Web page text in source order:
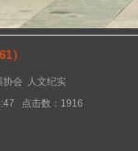
）
协会
人文纪实
点击数：1916